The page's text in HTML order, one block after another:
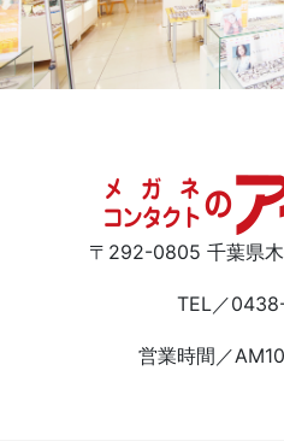
〒292-0805 千葉県
TEL／
営業時間／